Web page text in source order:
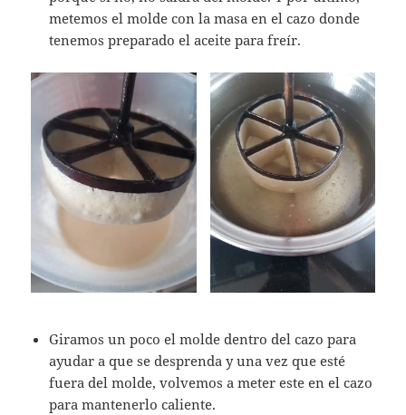
metemos el molde con la masa en el cazo donde
tenemos preparado el aceite para freír.
Giramos un poco el molde dentro del cazo para
ayudar a que se desprenda y una vez que esté
fuera del molde, volvemos a meter este en el cazo
para mantenerlo caliente.